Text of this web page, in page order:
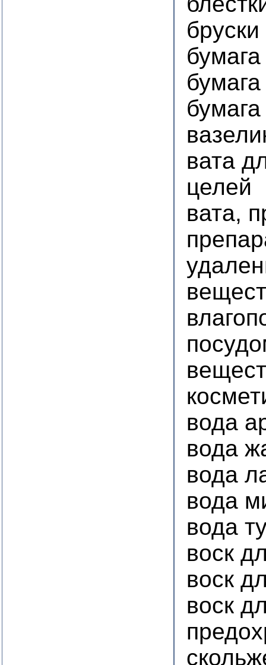
вата
целей
вата,
вода
вода
вода
вода
вода
воск
воск
воск